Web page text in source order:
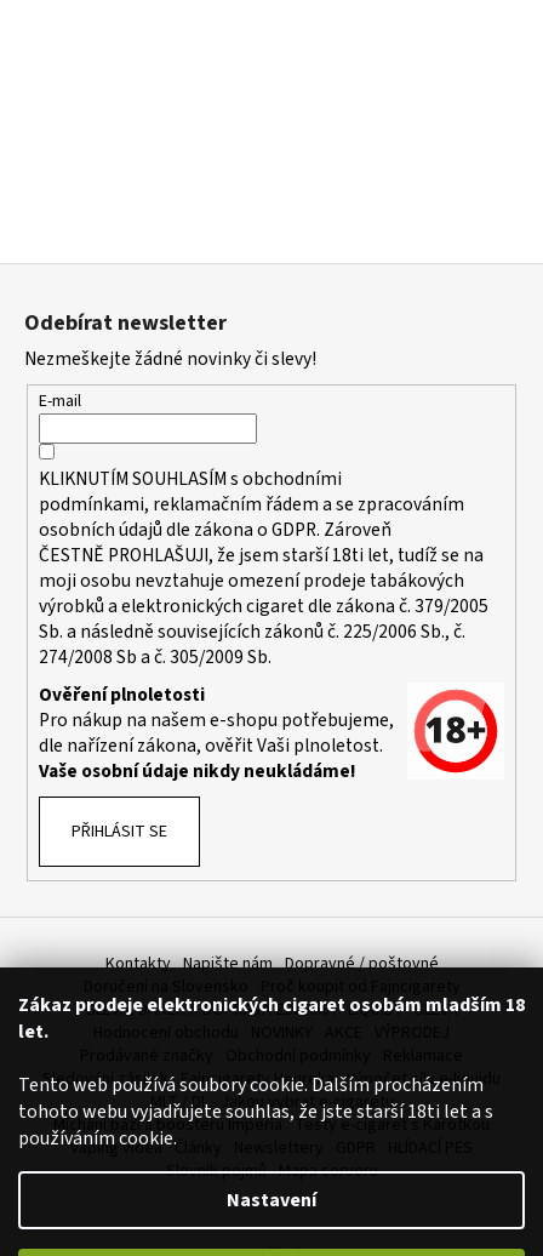
Zákaz prodeje elektronických cigaret osobám mladším 18
let.
Tento web používá soubory cookie. Dalším procházením
tohoto webu vyjadřujete souhlas, že jste starší 18ti let a s
používáním cookie.
Nastavení
Z
Odebírat newsletter
Nezmeškejte žádné novinky či slevy!
E-mail
KLIKNUTÍM SOUHLASÍM sobchodními
podmínkami, reklamačním řádem a se zpracováním
osobních údajů dle zákona oGDPR. Zároveň
ČESTNĚ PROHLAŠUJI, že jsem starší 18ti let, tudíž se na
moji osobu nevztahuje omezení prodeje tabákových
výrobků a elektronických cigaret dle zákona č. 379/2005
Sb. a následně souvisejících zákonů č. 225/2006 Sb., č.
274/2008 Sb a č. 305/2009 Sb.
Ověření plnoletosti
Pro nákup na našem e-shopu potřebujeme,
dle nařízení zákona, ověřit Vaši plnoletost.
Vaše osobní údaje nikdy neukládáme!
PŘIHLÁSIT SE
Kontakty Napište nám Dopravné / poštovné
SLEVA, DÁREK A DOPRAVA ZDARMA
LIQUIDY - SLEVA
Sledování zásilek Fajncigarety Heureka
Výpočet síly e-liquidu
MLT / DL - Jakou vybrat e-cigaretu
Míchání bází a boosteru Imperia
Testy e-cigaret s Karotkou
Vaping videa Články
Slovník pojmů Mapa serveru